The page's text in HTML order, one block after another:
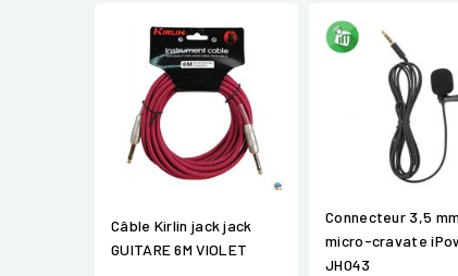
Câble Kirlin jack jack
GUITARE 6M VIOLET
Connecteur 3,5
micro-cravate
JH043